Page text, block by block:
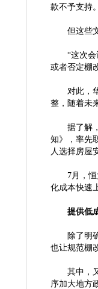
款不予支持。
但这些
“这次
或者否定棚
对此，
整，随着未
据了解
知》，率先
人选择房屋
7月，
化成本快速
提供低
除了明
也让规范棚
其中，
序加大地方